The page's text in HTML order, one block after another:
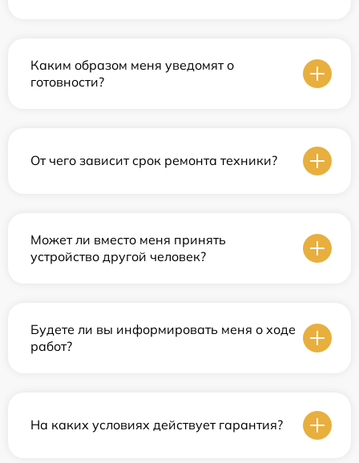
Каким образом меня уведомят о
готовности?
От чего зависит срок ремонта техники?
Может ли вместо меня принять
устройство другой человек?
Будете ли вы информировать меня о ходе
работ?
На каких условиях действует гарантия?